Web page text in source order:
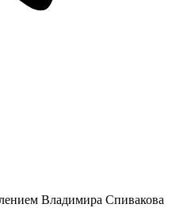
Владимира Спивакова